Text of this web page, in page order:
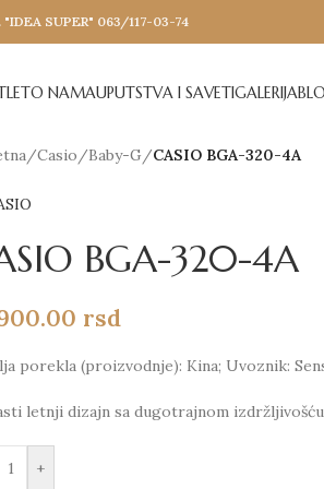
"IDEA SUPER" 063/117-03-74
O NAMAUPUTSTVA I SAVETIGALERIJA
/Casio/Baby-G/CASIO BGA-320-4A
BGA-320-4A
rsd
porekla (proizvodnje): Kina; Uvoznik:
letnji dizajn sa dugotrajnom
+